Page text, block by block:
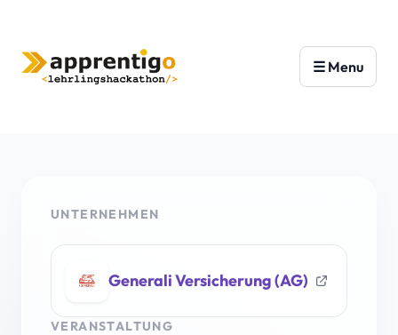
UNTERNEHMEN
Generali Versicherung (AG)
VERANSTALTUNG